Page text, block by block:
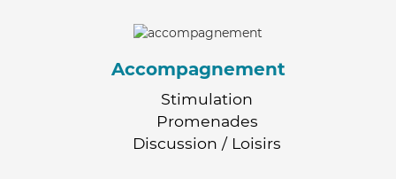
Accompagnement
Stimulation
Promenades
Discussion / Loisirs